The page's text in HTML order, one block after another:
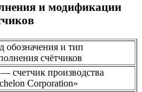
и модификации
обозначения и тип
счётчиков
счетчик производства
Corporation»